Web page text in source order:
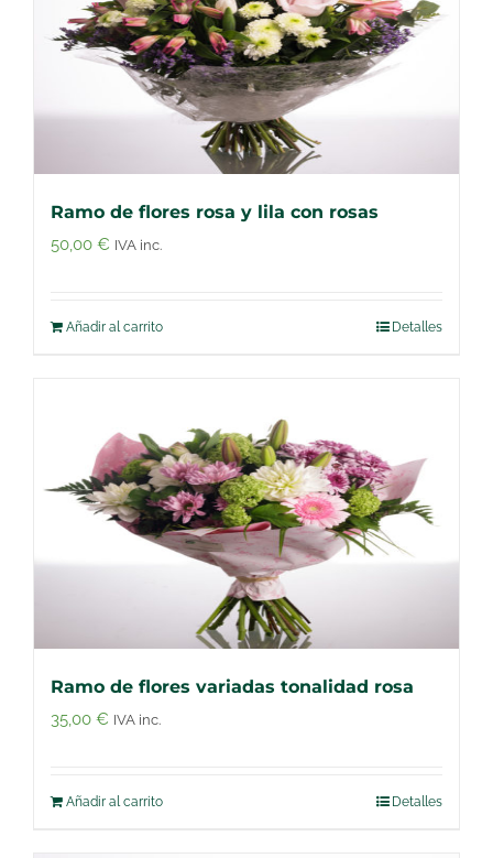
Ramo de flores rosa y lila con rosas
50,00 € IVA inc.
Añadir al carrito Detalles
Ramo de flores variadas tonalidad rosa
35,00 € IVA inc.
Añadir al carrito Detalles